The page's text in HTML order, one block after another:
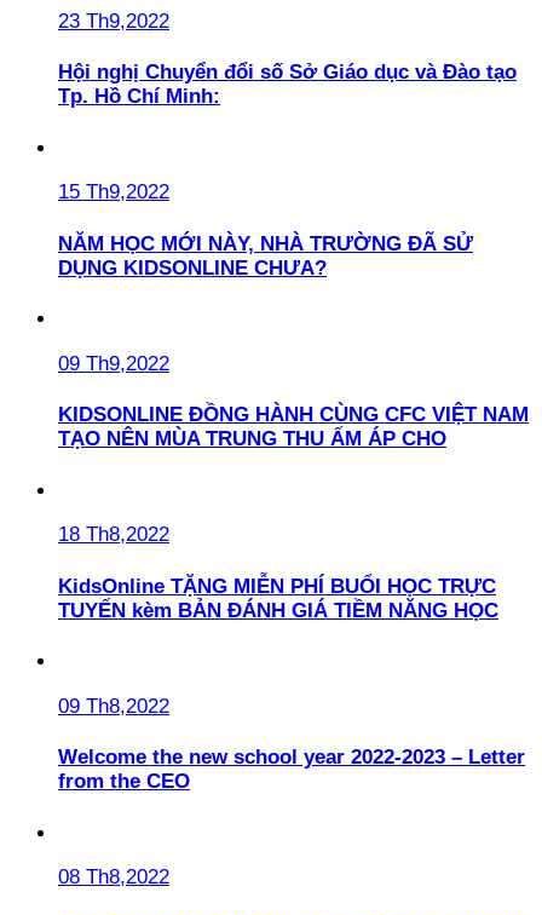
23 Th9,2022
Hội nghị Chuyển đổi số Sở Giáo dục và Đào tạo
Tp. Hồ Chí Minh:
15 Th9,2022
NĂM HỌC MỚI NÀY, NHÀ TRƯỜNG ĐÃ SỬ
DỤNG KIDSONLINE CHƯA?
09 Th9,2022
KIDSONLINE ĐỒNG HÀNH CÙNG CFC VIỆT NAM
TẠO NÊN MÙA TRUNG THU ẤM ÁP CHO
18 Th8,2022
KidsOnline TẶNG MIỄN PHÍ BUỔI HỌC TRỰC
TUYẾN kèm BẢN ĐÁNH GIÁ TIỀM NĂNG HỌC
09 Th8,2022
Welcome the new school year 2022-2023 – Letter
from the CEO
08 Th8,2022